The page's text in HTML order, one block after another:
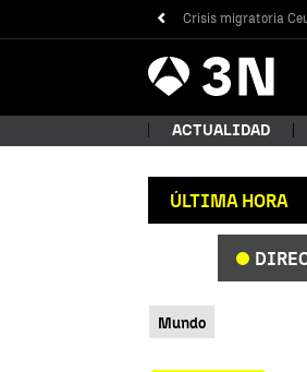
Crisis migratoria
Antena
3 Noticias
ACTUALIDAD
ÚLTIMA HORA
Mundo